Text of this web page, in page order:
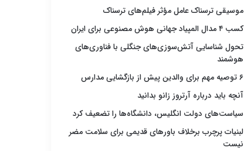
موسیقی ترسناک عامل مؤثر فیلم‌های ترسناک
کسب ۴ مدال المپیاد جهانی هوش مصنوعی برای ایران
تحول شناسایی آتش‌سوزی‌های جنگلی با فناوری‌های
هوشمند
۶ توصیه مهم برای والدین پیش از بازگشایی مدارس
آنچه باید درباره آرتروز زانو بدانید
سیاست‌های دولت انگلیس، دانشگاه‌ها را تضعیف کرد
لبنیات پرچرب برخلاف باورهای قدیمی برای سلامت مضر
نیست